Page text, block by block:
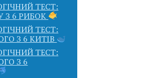
ТЕСТ:
З 6 РИБОК
ТЕСТ:
З 6 КИТІВ
ТЕСТ:
З 6